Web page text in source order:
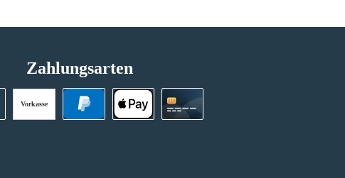
Zahlungsarten
Vorkasse